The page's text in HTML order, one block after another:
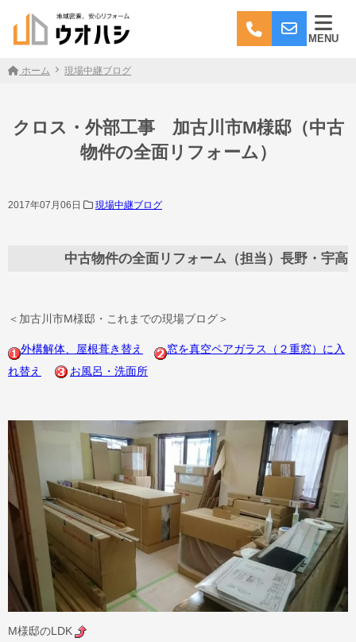
MENU
ホーム 現場中継ブログ
クロス・外部工事 加古川市M様邸（中古
物件の全面リフォーム）
2017年07月06日 現場中継ブログ
中古物件の全面リフォーム（担当）長野・宇高
＜加古川市M様邸・これまでの現場ブログ＞
外構解体、屋根葺き替え
窓を真空ペアガラス（２重窓）に入
れ替え
お風呂・洗面所
M様邸のLDK